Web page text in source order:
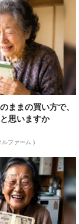
ままの買い方で、
思いますか
ルファーム )